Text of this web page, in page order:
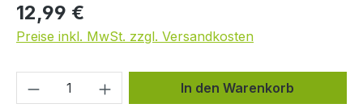
12,99 €
Preise inkl. MwSt. zzgl. Versandkosten
Produkt Anzahl: Gib denIn den Warenkorb